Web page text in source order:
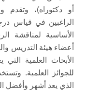
أو دكتوراه)، وتقدم
الراغبين في قياس
الأساسية لمناقشة
أعضاء هيئة التدريس
الأبحاث العلمية
الذي يعد أشهر وأفضل